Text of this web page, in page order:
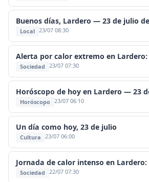
Buenos días, Lardero — 23 de julio
Local 23/07 08:30
Alerta por calor extremo en Lardero:
Sociedad 23/07 07:30
Horóscopo de hoy en Lardero — 23
Horóscopo 23/07 06:10
Un día como hoy, 23 de julio
Cultura 23/07 06:00
Jornada de calor intenso en Lardero:
Sociedad 22/07 07:30